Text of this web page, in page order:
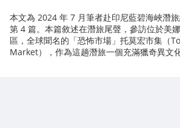
本文為 2024 年 7 月筆者赴印尼藍碧海峽潛
第 4 篇。本篇敘述在潛旅尾聲，參訪位於美
區，全球聞名的「恐怖市場」托莫宏市集（
Market），作為這趟潛旅一個充滿獵奇異文